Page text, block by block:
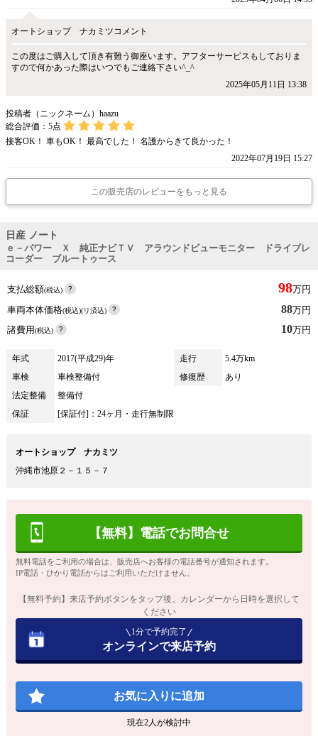
オートショップ ナカミツコメント
この度はご購入して頂き有難う御座います。アフターサービスもしておりま
すので何かあった際はいつでもご連絡下さい^_^
2025年05月11日 13:38
投稿者（ニックネーム）haazu
総合評価： 5点
接客OK！ 車もOK！ 最高でした！ 名護からきて良かった！
2022年07月19日 15:27
この販売店のレビューをもっと見る
日産 ノート
ｅ－パワー Ｘ 純正ナビＴＶ アラウンドビューモニター ドライブレ
コーダー ブルートゥース
支払総額(税込) 98万円
車両本体価格(税込)(リ済込) 88万円
諸費用(税込) 10万円
年式 2017(平成29)年 走行
5.4万km
車検
車検整備付 修復歴
あり
法定整備
整備付
保証
[保証付]：24ヶ月・走行無制限
オートショップ ナカミツ
沖縄市池原２－１５－７
【無料】電話でお問合せ
無料電話をご利用の場合は、販売店へお客様の電話番号が通知されます。
IP電話・ひかり電話からはご利用いただけません。
【無料予約】来店予約ボタンをタップ後、カレンダーから日時を選択して
ください
1分で予約完了
オンラインで来店予約
お気に入りに追加
現在2人が検討中